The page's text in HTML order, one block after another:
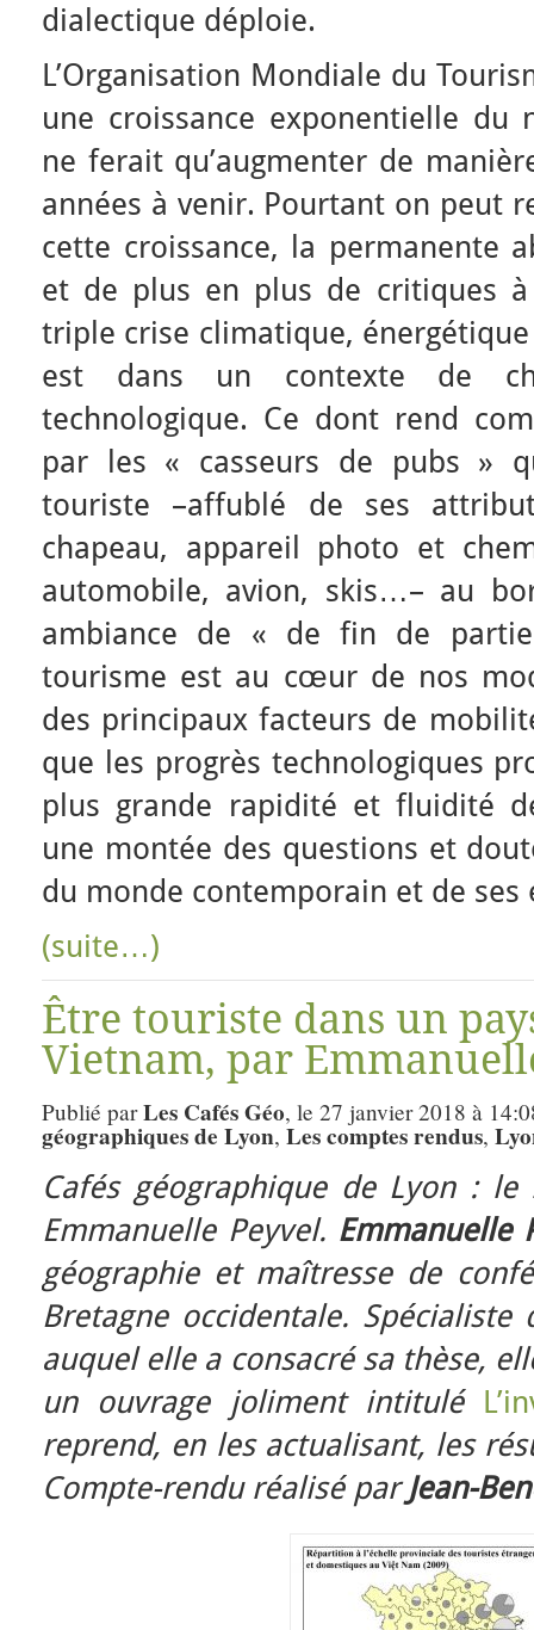
dialectique déploie.
L’Organisation Mondiale du
une croissance exponentielle
ne ferait qu’augmenter de
années à venir. Pourtant on peut
cette croissance, la permanente
et de plus en plus de critiques
triple crise climatique,
est dans un contexte de
technologique. Ce dont rend
par les « casseurs de pubs »
touriste –affublé de ses
chapeau, appareil photo et
automobile, avion, skis…– au
ambiance de « de fin de
tourisme est au cœur de nos
des principaux facteurs de
que les progrès technologiques
plus grande rapidité et fluidité
une montée des questions et
du monde contemporain et de ses
(suite…)
Être touriste dans un
Vietnam, par
Publié parLes Cafés Géo, le 27 janvier 2018 à
géographiques de Lyon, Les comptes rendus,
Cafés géographique de Lyon : le
Emmanuelle Peyvel. Emmanuelle
géographie et maîtresse de
Bretagne occidentale.
auquel elle a consacré sa thèse,
un ouvrage joliment intitulé
reprend, en les actualisant, les
Compte-rendu réalisé parJean-